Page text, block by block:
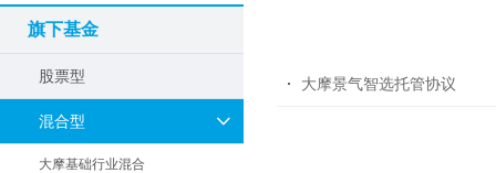
旗下基金
股票型
混合型
大摩基础行业混合
大摩景气智选托管协议